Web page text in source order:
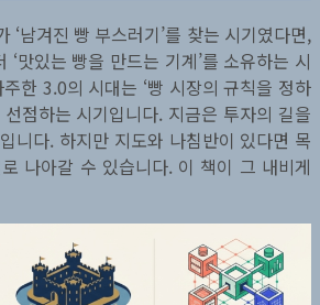
‘남겨진 빵 부스러기’를 찾는 시기였다면,
맛있는 빵을 만드는 기계’를 소유하는 시
한 3.0의 시대는 ‘빵 시장의 규칙을 정하
점하는 시기입니다. 지금은 투자의 길을
니다. 하지만 지도와 나침반이 있다면 목
나아갈 수 있습니다. 이 책이 그 내비게